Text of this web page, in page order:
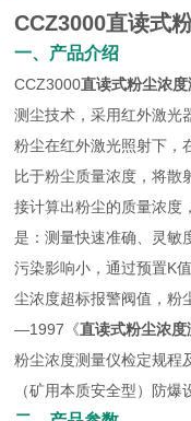
CCZ3000直读式
一、产品介绍
CCZ3000直读式粉尘浓
测尘技术，采用红外激光
粉尘在红外激光照射下，
比于粉尘质量浓度，将散
接计算出粉尘的质量浓度
是：测量快速准确、灵敏
污染影响小，通过预置K
尘浓度超标报警阀值，粉
—1997《直读式粉尘浓度
粉尘浓度测量仪检定规程
（矿用本质安全型）防爆